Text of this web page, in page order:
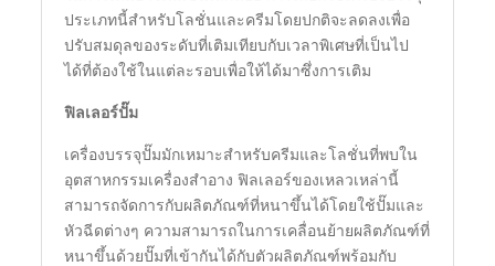
ประเภทนี้สำหรับโลชั่นและครีมโดยปกติจะลดลงเพื่อ
ปรับสมดุลของระดับที่เติมเทียบกับเวลาพิเศษที่เป็นไป
ได้ที่ต้องใช้ในแต่ละรอบเพื่อให้ได้มาซึ่งการเติม
ฟิลเลอร์ปั๊ม
เครื่องบรรจุปั๊มมักเหมาะสำหรับครีมและโลชั่นที่พบใน
อุตสาหกรรมเครื่องสำอาง ฟิลเลอร์ของเหลวเหล่านี้
สามารถจัดการกับผลิตภัณฑ์ที่หนาขึ้นได้โดยใช้ปั๊มและ
หัวฉีดต่างๆ ความสามารถในการเคลื่อนย้ายผลิตภัณฑ์ที่
หนาขึ้นด้วยปั๊มที่เข้ากันได้กับตัวผลิตภัณฑ์พร้อมกับ